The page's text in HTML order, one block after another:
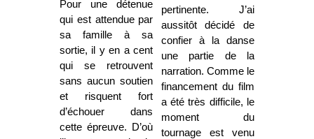
Pour une détenue
qui est attendue par
sa famille à sa
sortie, il y en a cent
qui se retrouvent
sans aucun soutien
et risquent fort
d’échouer dans
cette épreuve. D’où
pertinente. J’ai
aussitôt décidé de
confier à la danse
une partie de la
narration. Comme le
financement du film
a été très difficile, le
moment du
tournage est venu